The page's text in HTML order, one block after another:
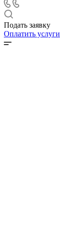
Подать заявку
Оплатить услуги